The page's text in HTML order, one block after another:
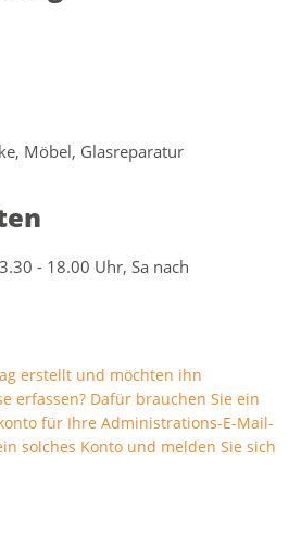
Möbel, Glasreparatur
- 18.00 Uhr, Sa nach
erstellt und möchten ihn
erfassen? Dafür brauchen Sie ein
für Ihre Administrations-E-Mail-
solches Konto und melden Sie sich